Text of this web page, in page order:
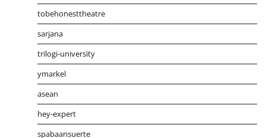
tobehonesttheatre
sarjana
trilogi-university
ymarkel
asean
hey-expert
spabaansuerte